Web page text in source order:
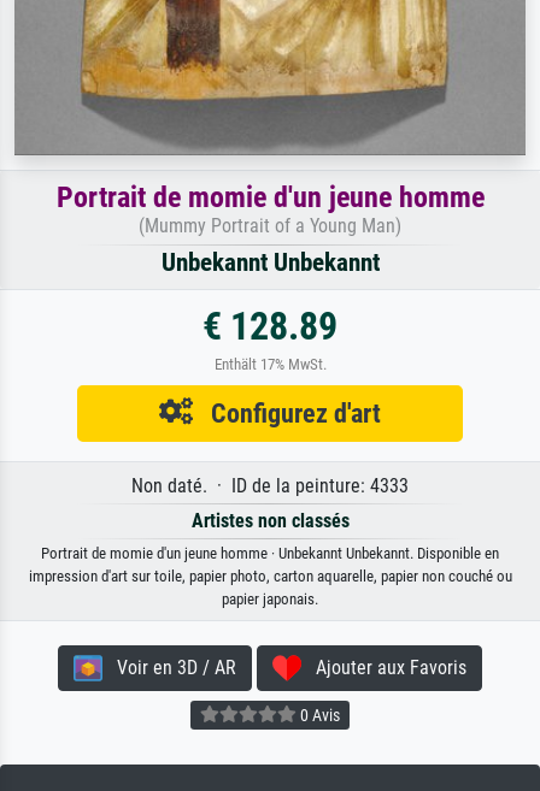
Portrait de momie d'un jeune homme
(Mummy Portrait of a Young Man)
Unbekannt Unbekannt
€ 128.89
Enthält 17% MwSt.
Configurez d'art
Non daté. · ID de la peinture: 4333
Artistes non classés
Portrait de momie d'un jeune homme · Unbekannt Unbekannt. Disponible en
impression d'art sur toile, papier photo, carton aquarelle, papier non couché ou
papier japonais.
Voir en 3D / AR Ajouter aux Favoris
0 Avis